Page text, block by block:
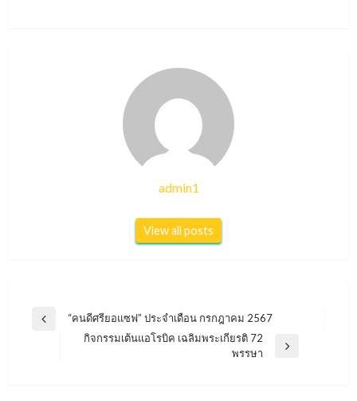
admin1
View all posts
แนะแนว
Previous “คนดีศรียอแซฟ” ประจำเดือน กรกฎาคม 2567
กิจกรรมเต้นแอโรบิค เฉลิมพระเกียรติ 72
พรรษา